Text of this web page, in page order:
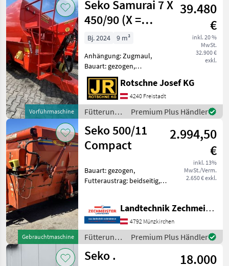
SAMURAI 7 45
Vorführmaschine
Seko Samurai 7 X
450/90 (X =
niedrige
Einfahrten
39.480
€
inkl. 20 %
MwSt.
32.900 €
exkl.
Bj. 2024
9 m³
Anhängung: Zugmaul,
Bauart: gezogen,
Futteraustrag: beidseitig,
Misch-Anordnung:
horizontal, Mischsystem:
Schnecken, Stützfuß,
Wiegeeinrichtung,
Zentralschmierung
Generalim
Rotschne Josef KG
4240 Freistadt
Fütterungstechnik
/ Seko
Premium Plus Händler
Gebrauchtmaschine
Seko 500/11
Compact
2.994,50
€
inkl. 13%
MwSt./Verm.
2.650 € exkl.
Bauart: gezogen,
Futteraustrag: beidseitig,
Entnahmefräse
Futtermischwagen
Fütterungstechnik
Futtermischwagen
Landtechnik Zechmeister GmbH & Co KG
4792 Münzkirchen
Fütterungstechnik
/ Seko
Premium Plus Händler
Seko .
18.000